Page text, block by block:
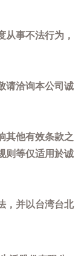
从事不法行为，
请洽询本公司诚
其他有效条款之
则等仅适用於诚
，并以台湾台北